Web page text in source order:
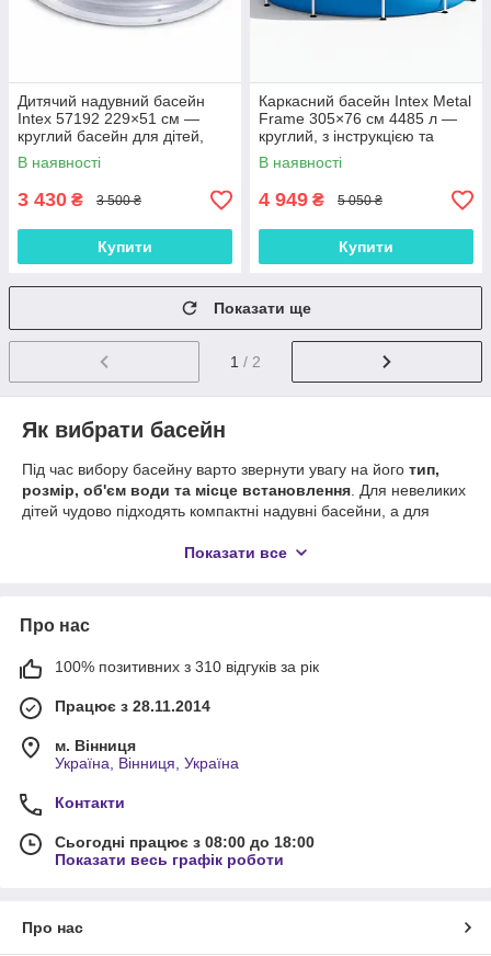
Дитячий надувний басейн
Intex 57192 229×51 см —
круглий басейн для дітей,
882 л, 3 камери, сріблястий
В наявності
3 430 ₴ 3 500 ₴
Купити
Каркасний басейн Intex Metal
Frame 305×76 см 4485 л —
круглий, з інструкцією та
DVD, арт. 28200
В наявності
4 949 ₴ 5 050 ₴
Купити
Показати ще
1 / 2
Як вибрати басейн
Під час вибору басейну варто звернути увагу на його тип,
розмір, об'єм води та місце встановлення . Для невеликих
дітей чудово підходять компактні надувні басейни, а для
дітей;
підлітків;
Також рекомендуємо звернути увагу на супутні товари:
картриджі для фільтрів;
тенти;
підстилки;
засоби для очищення води;
Показати все
Про нас
100% позитивних з 310 відгуків за рік
Працює з 28.11.2014
м. Вінниця
Україна, Вінниця, Україна
Контакти
Сьогодні працює з 08:00 до 18:00
Показати весь графік роботи
Про нас